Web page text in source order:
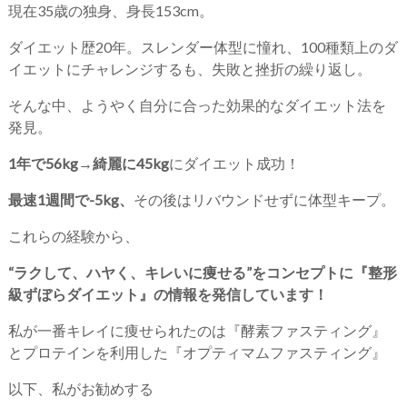
現在35歳の独身、身長153cm。
ダイエット歴20年。スレンダー体型に憧れ、100種類上のダ
イエットにチャレンジするも、失敗と挫折の繰り返し。
そんな中、ようやく自分に合った効果的なダイエット法を
発見。
1年で56kg→綺麗に45kgにダイエット成功！
最速1週間で-5kg、 その後はリバウンドせずに体型キープ。
これらの経験から、
“ラクして、ハヤく、キレいに痩せる”をコンセプトに『整形
級ずぼらダイエット』の情報を発信しています！
私が一番キレイに痩せられたのは『酵素ファスティング』
とプロテインを利用した『オプティマムファスティング』
以下、私がお勧めする